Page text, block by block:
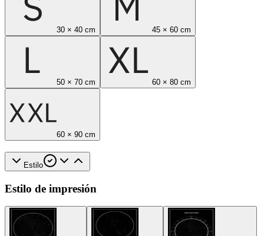
30 × 40 cm 45 × 60 cm
50 × 70 cm 60 × 80 cm
60 × 90 cm
Estilo
Estilo de impresión